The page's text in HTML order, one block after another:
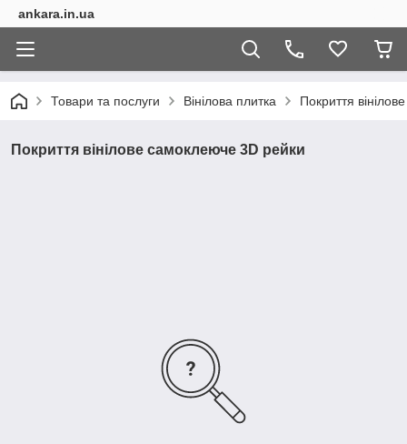
ankara.in.ua
Товари та послуги Вінілова плитка Покриття
Покриття вінілове самоклеюче 3D рейки